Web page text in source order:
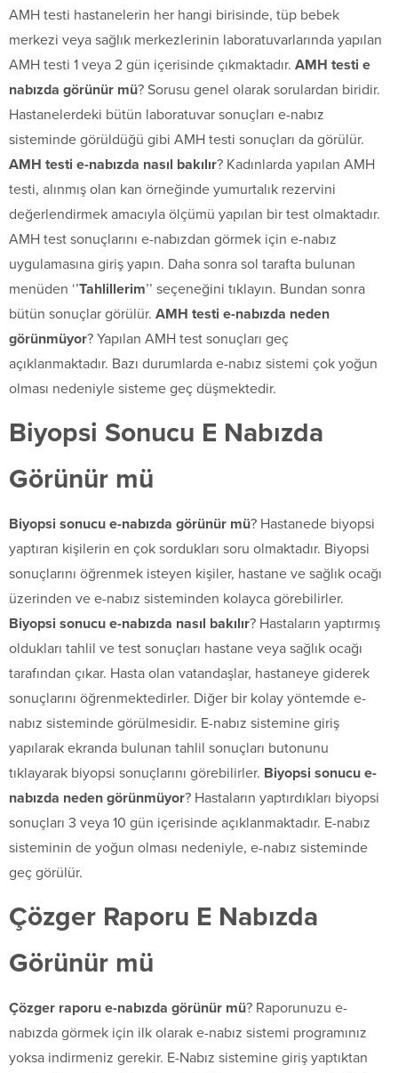
AMH testi hastanelerin her hangi birisinde, tüp bebek
merkezi veya sağlık merkezlerinin laboratuvarlarında yapılan
AMH testi 1 veya 2 gün içerisinde çıkmaktadır. AMH testi e
nabızda görünür mü? Sorusu genel olarak sorulardan biridir.
Hastanelerdeki bütün laboratuvar sonuçları e-nabız
sisteminde görüldüğü gibi AMH testi sonuçları da görülür.
AMH testi e-nabızda nasıl bakılır? Kadınlarda yapılan AMH
testi, alınmış olan kan örneğinde yumurtalık rezervini
değerlendirmek amacıyla ölçümü yapılan bir test olmaktadır.
AMH test sonuçlarını e-nabızdan görmek için e-nabız
uygulamasına giriş yapın. Daha sonra sol tarafta bulunan
menüden ‘’Tahlillerim’’ seçeneğini tıklayın. Bundan sonra
bütün sonuçlar görülür. AMH testi e-nabızda neden
görünmüyor? Yapılan AMH test sonuçları geç
açıklanmaktadır. Bazı durumlarda e-nabız sistemi çok yoğun
olması nedeniyle sisteme geç düşmektedir.
Biyopsi Sonucu E Nabızda
Görünür mü
Biyopsi sonucu e-nabızda görünür mü? Hastanede biyopsi
yaptıran kişilerin en çok sordukları soru olmaktadır. Biyopsi
sonuçlarını öğrenmek isteyen kişiler, hastane ve sağlık ocağı
üzerinden ve e-nabız sisteminden kolayca görebilirler.
Biyopsi sonucu e-nabızda nasıl bakılır? Hastaların yaptırmış
oldukları tahlil ve test sonuçları hastane veya sağlık ocağı
tarafından çıkar. Hasta olan vatandaşlar, hastaneye giderek
sonuçlarını öğrenmektedirler. Diğer bir kolay yöntemde e-
nabız sisteminde görülmesidir. E-nabız sistemine giriş
yapılarak ekranda bulunan tahlil sonuçları butonunu
tıklayarak biyopsi sonuçlarını görebilirler. Biyopsi sonucu e-
nabızda neden görünmüyor? Hastaların yaptırdıkları biyopsi
sonuçları 3 veya 10 gün içerisinde açıklanmaktadır. E-nabız
sisteminin de yoğun olması nedeniyle, e-nabız sisteminde
geç görülür.
Çözger Raporu E Nabızda
Görünür mü
Çözger raporu e-nabızda görünür mü? Raporunuzu e-
nabızda görmek için ilk olarak e-nabız sistemi programınız
yoksa indirmeniz gerekir. E-Nabız sistemine giriş yaptıktan